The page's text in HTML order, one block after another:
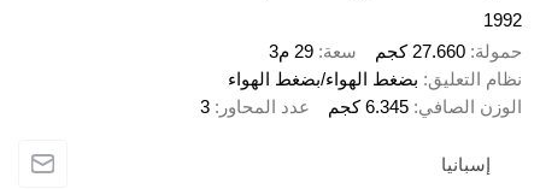
1992
حمولة 27.660 كجم سعة 29 م3
نظام التعليق بضغط الهواء/بضغط الهواء
الوزن الصافي 6.345 كجم عدد المحاور 3
إسبانيا